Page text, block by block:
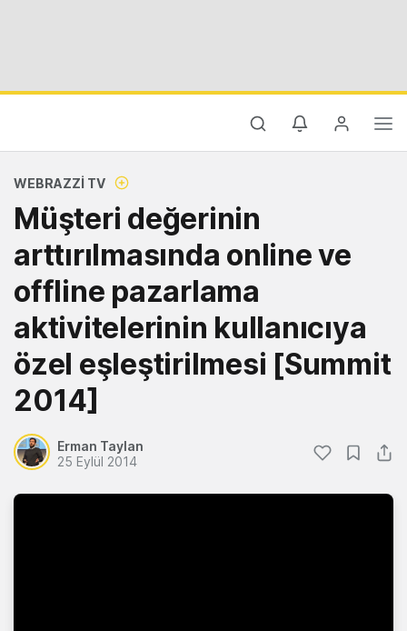
WEBRAZZI TV
Müşteri değerinin
arttırılmasında online ve
offline pazarlama
aktivitelerinin kullanıcıya
özel eşleştirilmesi [Summit
2014]
Erman Taylan
25 Eylül 2014